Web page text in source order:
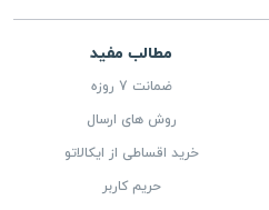
مطالب مفید
ضمانت 7 روزه
روش های ارسال
خرید اقساطی از ایکالاتو
حریم کاربر